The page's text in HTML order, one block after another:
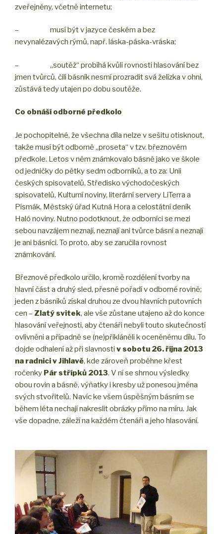
zveřejněny, včetně internetu;
– musí být v jazyce českém a bez
nevynalézavých rýmů, např. láska-páska-vráska;
– „soutěž“ probíhá kvůli rovnosti hlasování bez
jmen tvůrců, čili básník nesmí prozradit svá želízka v ohni,
zůstává tedy utajen po dobu soutěže.
Co obnáší odborné předkolo
Je pochopitelné, že všechna díla nelze v sešitu otisknout,
takže musí být odborně „proseta“ v tzv. březnovém
předkole. Letos v něm známkovalo básně jako ve škole
od jedničky do pětky sedm odborníků, a to za: Unii
českých spisovatelů, Středisko východočeských
spisovatelů, Kulturní noviny, literární servery LiTerra a
Písmák, Městský úřad Kutná Hora a celostátní deník
Haló noviny. Nutno podotknout, že odborníci se mezi
sebou navzájem neznají, neznají ani tvůrce básní a neznají
je ani básníci. To proto, aby se zaručila rovnost
známkování.
Březnové předkolo určilo, kromě rozdělení tvorby na
hlavní část a druhý sled, přesné pořadí v odborné rovině;
jeden z básníků získal druhou ze dvou hlavních putovních
cen – Zlatý svitek, ale vše zůstane utajeno až do konce
hlasování veřejnosti, aby čtenáři nebyli touto skutečností
ovlivněni a případně se (ne)přikláněli k oceněnému dílu. To
dojde odhalení až při slavnosti v sobotu 26. října 2013
na radnici v Jihlavě, kde zároveň proběhne křest
ročenky Pár střípků 2013. V ní se shrnou výsledky
obou rovin a básně, výňatky i kresby už ponesou jména
svých stvořitelů. Navíc ke všem úspěšným básním se
během léta nechají nakreslit obrázky přímo na míru. Jak
vše dopadne, záleží na každém čtenáři a jeho hlasování.